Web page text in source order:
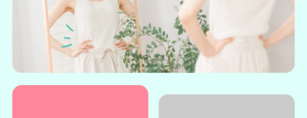
*口コミは個人の感想です。使用感には個人差があります